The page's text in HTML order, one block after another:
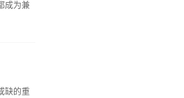
印管理
、私
员、
成为兼
印章
芯片
核心
从视觉
缺的重